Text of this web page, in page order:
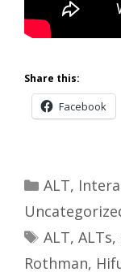
Share this:
Facebook
Categories
ALT,
Tags
ALT, ALTs,
Rothman,